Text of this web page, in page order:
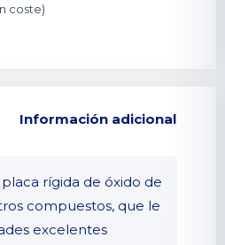
coste)
Información adicional
rígida de óxido de
compuestos, que le
excelentes